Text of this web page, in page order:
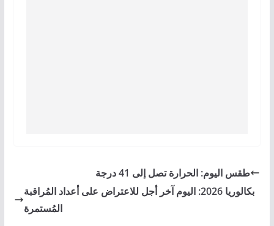
طقس اليوم: الحرارة تصل إلى 41 درجة
بكالوريا 2026: اليوم آخر أجل للاعتراض على أعداد المُراقبة
المُستمرة